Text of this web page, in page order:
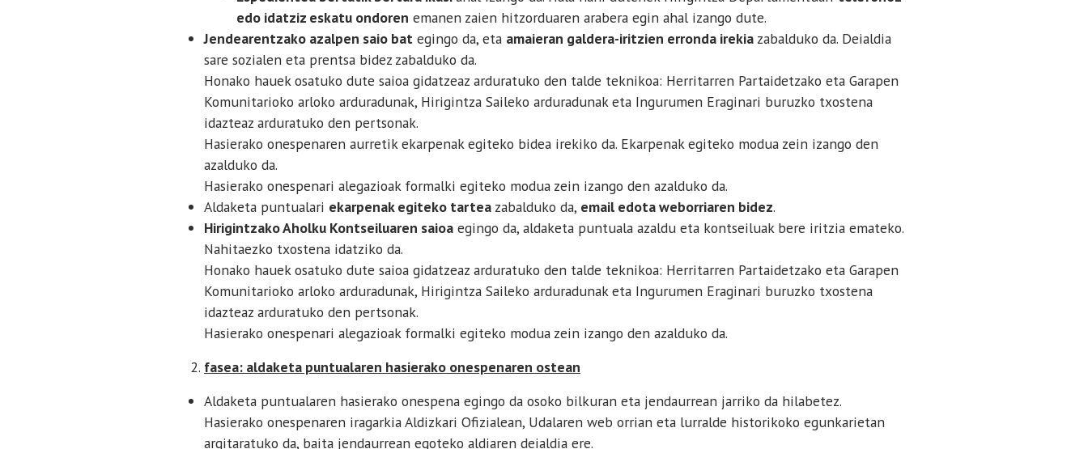
edo idatziz eskatu ondoren emanen zaien hitzorduaren arabera egin ahal izango dute.
Jendearentzako azalpen saio bategingo da, eta amaieran galdera-iritzien erronda irekiazabalduko da. Deialdia
sare sozialen eta prentsa bidez zabalduko da.
Honako hauek osatuko dute saioa gidatzeaz arduratuko den talde teknikoa: Herritarren Partaidetzako eta Garapen
Komunitarioko arloko arduradunak, Hirigintza Saileko arduradunak eta Ingurumen Eraginari buruzko txostena
idazteaz arduratuko den pertsonak.
Hasierako onespenaren aurretik ekarpenak egiteko bidea irekiko da. Ekarpenak egiteko modua zein izango den
azalduko da.
Hasierako onespenari alegazioak formalki egiteko modua zein izango den azalduko da.
Aldaketa puntualari ekarpenak egiteko tarteazabalduko da, email edota weborriaren bidez.
Hirigintzako Aholku Kontseiluaren saioaegingo da, aldaketa puntuala azaldu eta kontseiluak bere iritzia emateko.
Nahitaezko txostena idatziko da.
Honako hauek osatuko dute saioa gidatzeaz arduratuko den talde teknikoa: Herritarren Partaidetzako eta Garapen
Komunitarioko arloko arduradunak, Hirigintza Saileko arduradunak eta Ingurumen Eraginari buruzko txostena
idazteaz arduratuko den pertsonak.
Hasierako onespenari alegazioak formalki egiteko modua zein izango den azalduko da.
fasea: aldaketa puntualaren hasierako onespenaren ostean
Aldaketa puntualaren hasierako onespena egingo da osoko bilkuran eta jendaurrean jarriko da hilabetez.
Hasierako onespenaren iragarkia Aldizkari Ofizialean, Udalaren web orrian eta lurralde historikoko egunkarietan
argitaratuko da, baita jendaurrean egoteko aldiaren deialdia ere.